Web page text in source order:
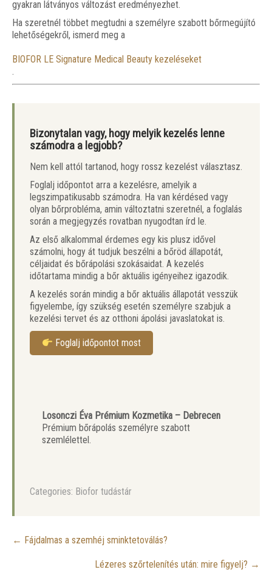
gyakran látványos változást eredményezhet.
Ha szeretnél többet megtudni a személyre szabott bőrmegújító
lehetőségekről, ismerd meg a
BIOFOR LE Signature Medical Beauty kezeléseket
.
Bizonytalan vagy, hogy melyik kezelés lenne
számodra a legjobb?
Nem kell attól tartanod, hogy rossz kezelést választasz.
Foglalj időpontot arra a kezelésre, amelyik a
legszimpatikusabb számodra. Ha van kérdésed vagy
olyan bőrprobléma, amin változtatni szeretnél, a foglalás
során a megjegyzés rovatban nyugodtan írd le.
Az első alkalommal érdemes egy kis plusz idővel
számolni, hogy át tudjuk beszélni a bőröd állapotát,
céljaidat és bőrápolási szokásaidat. A kezelés
időtartama mindig a bőr aktuális igényeihez igazodik.
A kezelés során mindig a bőr aktuális állapotát vesszük
figyelembe, így szükség esetén személyre szabjuk a
kezelési tervet és az otthoni ápolási javaslatokat is.
Foglalj időpontot most
Losonczi Éva Prémium Kozmetika – Debrecen
Prémium bőrápolás személyre szabott
szemlélettel.
Categories: Biofor tudástár
Post
navigation
← Fájdalmas a szemhéj sminktetoválás?
Lézeres szőrtelenítés után: mire figyelj? →